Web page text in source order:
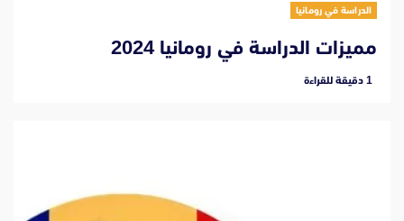
الدراسة في رومانيا
مميزات الدراسة في رومانيا 2024
‫1 دقيقة للقراءة